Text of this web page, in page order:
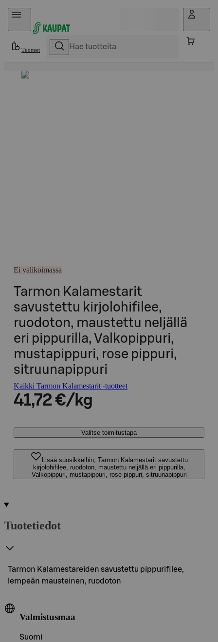
Hyppää sisältöön
Tuotteet
Ei valikoimassa
Tarmon Kalamestarit
savustettu kirjolohifilee,
ruodoton, maustettu neljällä
eri pippurilla, Valkopippuri,
mustapippuri, rose pippuri,
sitruunapippuri
Kaikki Tarmon Kalamestarit -tuotteet
41,72 €/kg
Valitse toimitustapa
Lisää suosikkeihin, Tarmon Kalamestarit savustettu
kirjolohifilee, ruodoton, maustettu neljällä eri pippurilla,
Valkopippuri, mustapippuri, rose pippuri, sitruunapippuri
Tuotetiedot
Tarmon Kalamestareiden savustettu pippurifilee,
lempeän mausteinen, ruodoton
Valmistusmaa
Suomi